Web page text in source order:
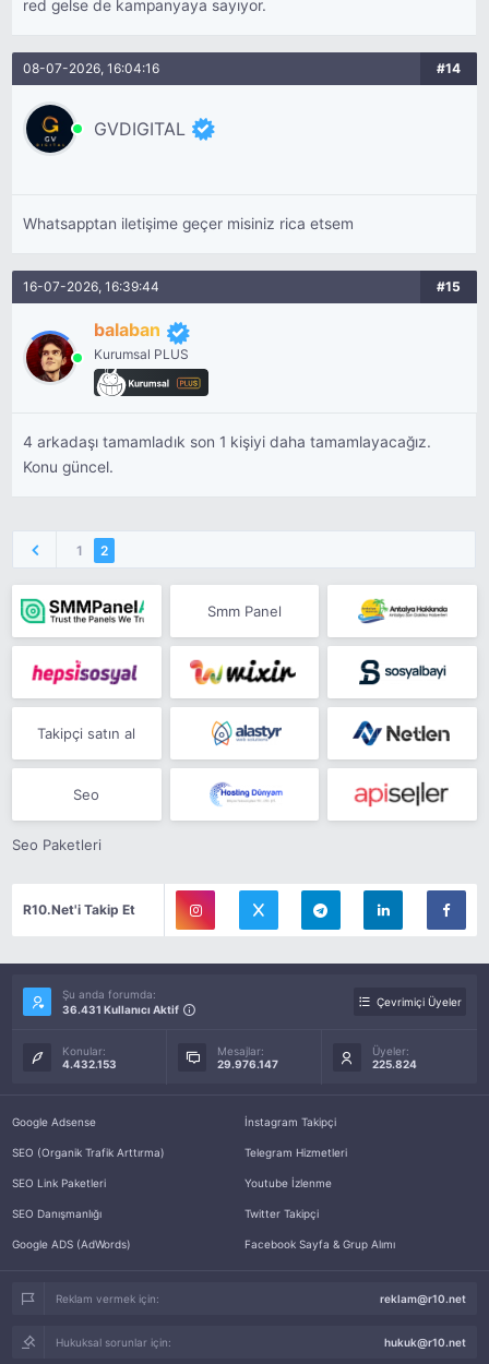
red gelse de kampanyaya sayıyor.
08-07-2026, 16:04:16 #14
GVDIGITAL
Whatsapptan iletişime geçer misiniz rica etsem
16-07-2026, 16:39:44 #15
balaban
Kurumsal PLUS
4 arkadaşı tamamladık son 1 kişiyi daha tamamlayacağız.
Konu güncel.
1 2
Smm Panel
Takipçi satın al
Seo
Seo Paketleri
R10.Net'i Takip Et
Şu anda forumda:
36.431 Kullanıcı Aktif
Çevrimiçi Üyeler
Konular:
4.432.153
Mesajlar:
29.976.147
Üyeler:
225.824
Google Adsense
SEO (Organik Trafik Arttırma)
SEO Link Paketleri
SEO Danışmanlığı
Google ADS (AdWords)
İnstagram Takipçi
Telegram Hizmetleri
Youtube İzlenme
Twitter Takipçi
Facebook Sayfa & Grup Alımı
Reklam vermek için: reklam@r10.net
Hukuksal sorunlar için: hukuk@r10.net